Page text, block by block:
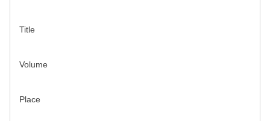
Title
Volume
Place